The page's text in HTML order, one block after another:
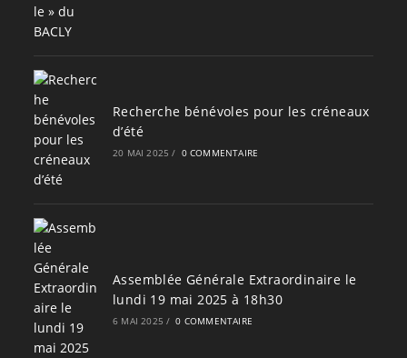
Recherche bénévoles pour les créneaux
d’été
20 MAI 2025 / 0 COMMENTAIRE
Assemblée Générale Extraordinaire le
lundi 19 mai 2025 à 18h30
6 MAI 2025 / 0 COMMENTAIRE